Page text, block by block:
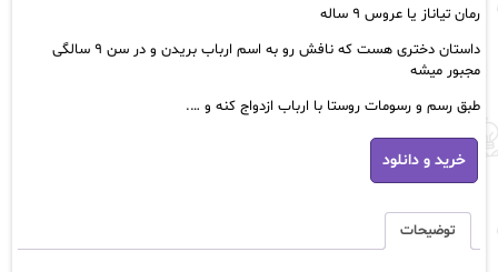
رمان تیاناز یا عروس ۹ ساله
داستان دختری هست که نافش رو به اسم ارباب بریدن و در سن ۹ سالگی
مجبور میشه
طبق رسم و رسومات روستا با ارباب ازدواج کنه و ….
رمان
تیاناز
pdf
خرید و دانلود
توضیحات